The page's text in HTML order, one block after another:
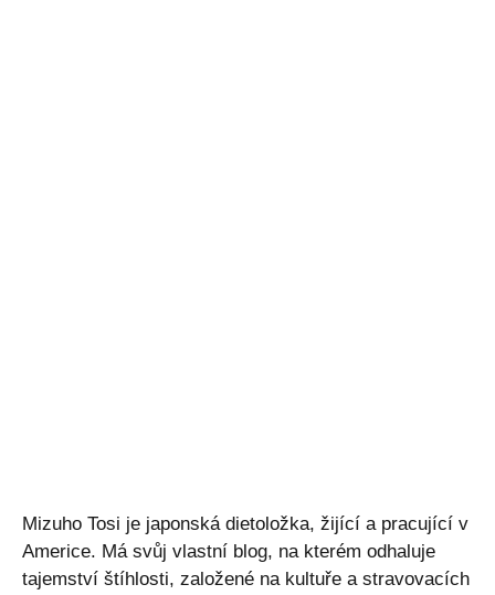
Mizuho Tosi je japonská dietoložka, žijící a pracující v
Americe. Má svůj vlastní blog, na kterém odhaluje
tajemství štíhlosti, založené na kultuře a stravovacích